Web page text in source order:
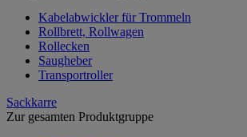
Kabelabwickler für Trommeln
Rollbrett, Rollwagen
Rollecken
Saugheber
Transportroller
Sackkarre
Zur gesamten Produktgruppe